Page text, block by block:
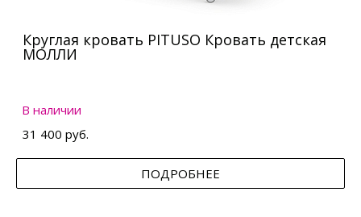
Круглая кровать PITUSO Кровать детская
МОЛЛИ
В наличии
31 400 руб.
ПОДРОБНЕЕ